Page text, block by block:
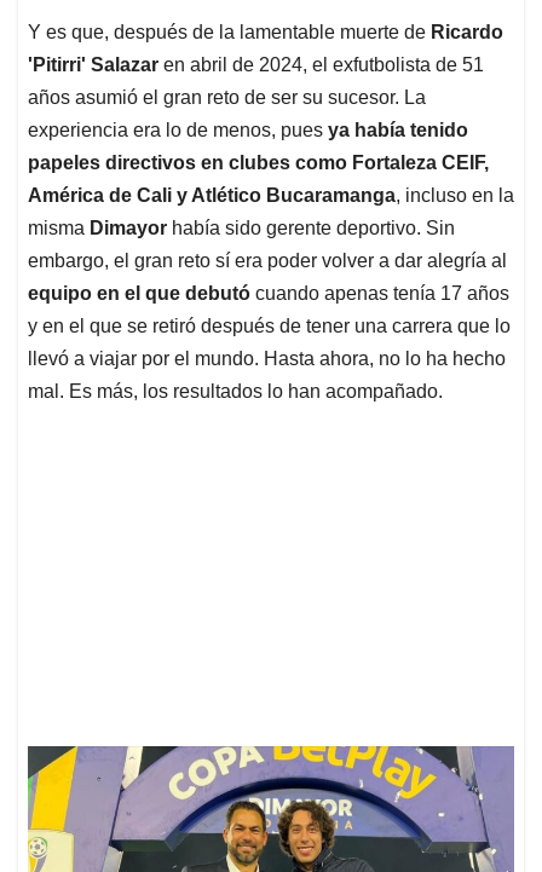
Y es que, después de la lamentable muerte de Ricardo
'Pitirri' Salazar en abril de 2024, el exfutbolista de 51
años asumió el gran reto de ser su sucesor. La
experiencia era lo de menos, pues ya había tenido
papeles directivos en clubes como Fortaleza CEIF,
América de Cali y Atlético Bucaramanga, incluso en la
misma Dimayor había sido gerente deportivo. Sin
embargo, el gran reto sí era poder volver a dar alegría al
equipo en el que debutó cuando apenas tenía 17 años
y en el que se retiró después de tener una carrera que lo
llevó a viajar por el mundo. Hasta ahora, no lo ha hecho
mal. Es más, los resultados lo han acompañado.